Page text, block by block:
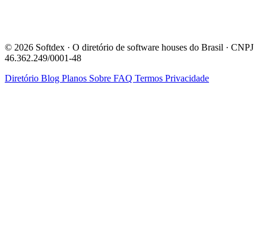
© 2026 Softdex · O diretório de software houses do Brasil · CNPJ
46.362.249/0001-48
Diretório Blog Planos Sobre FAQ Termos Privacidade